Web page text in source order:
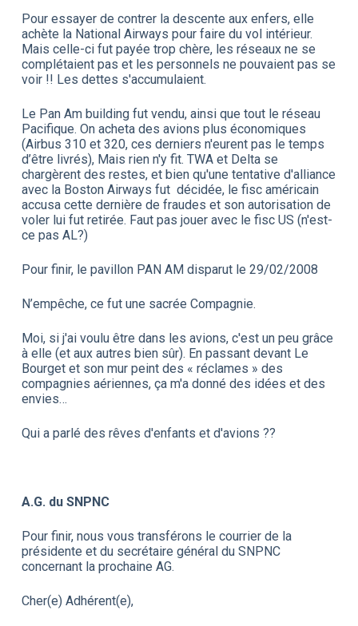
Pour essayer de contrer la descente aux enfers, elle
achète la National Airways pour faire du vol intérieur.
Mais celle-ci fut payée trop chère, les réseaux ne se
complétaient pas et les personnels ne pouvaient pas se
voir !! Les dettes s'accumulaient.
Le Pan Am building fut vendu, ainsi que tout le réseau
Pacifique. On acheta des avions plus économiques
(Airbus 310 et 320, ces derniers n'eurent pas le temps
d’être livrés), Mais rien n'y fit. TWA et Delta se
chargèrent des restes, et bien qu'une tentative d'alliance
avec la Boston Airways fut décidée, le fisc américain
accusa cette dernière de fraudes et son autorisation de
voler lui fut retirée. Faut pas jouer avec le fisc US (n'est-
ce pas AL?)
Pour finir, le pavillon PAN AM disparut le 29/02/2008
N’empêche, ce fut une sacrée Compagnie.
Moi, si j'ai voulu être dans les avions, c'est un peu grâce
à elle (et aux autres bien sûr). En passant devant Le
Bourget et son mur peint des « réclames » des
compagnies aériennes, ça m'a donné des idées et des
envies…
Qui a parlé des rêves d'enfants et d'avions ??
A.G. du SNPNC
Pour finir, nous vous transférons le courrier de la
présidente et du secrétaire général du SNPNC
concernant la prochaine AG.
Cher(e) Adhérent(e),